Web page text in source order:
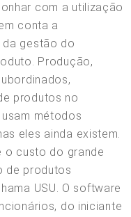
com a utilização
conta a
gestão do
Produção,
produtos no
métodos
eles ainda existem.
o custo do grande
de produtos
USU. O software
do iniciante